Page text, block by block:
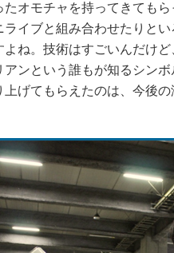
オモチャを持ってきても
ライブと組み合わせたりと
よね。技術はすごいんだけ
アンという誰もが知るシン
げてもらえたのは、今後